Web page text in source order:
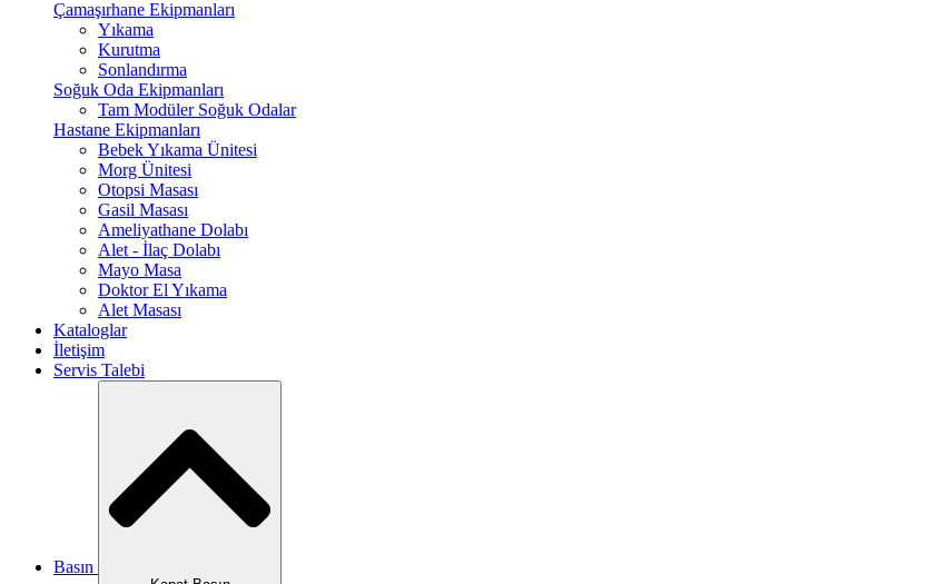
Çamaşırhane Ekipmanları
Yıkama
Kurutma
Sonlandırma
Soğuk Oda Ekipmanları
Tam Modüler Soğuk Odalar
Hastane Ekipmanları
Bebek Yıkama Ünitesi
Morg Ünitesi
Otopsi Masası
Gasil Masası
Ameliyathane Dolabı
Alet - İlaç Dolabı
Mayo Masa
Doktor El Yıkama
Alet Masası
Kataloglar
İletişim
Servis Talebi
Basın